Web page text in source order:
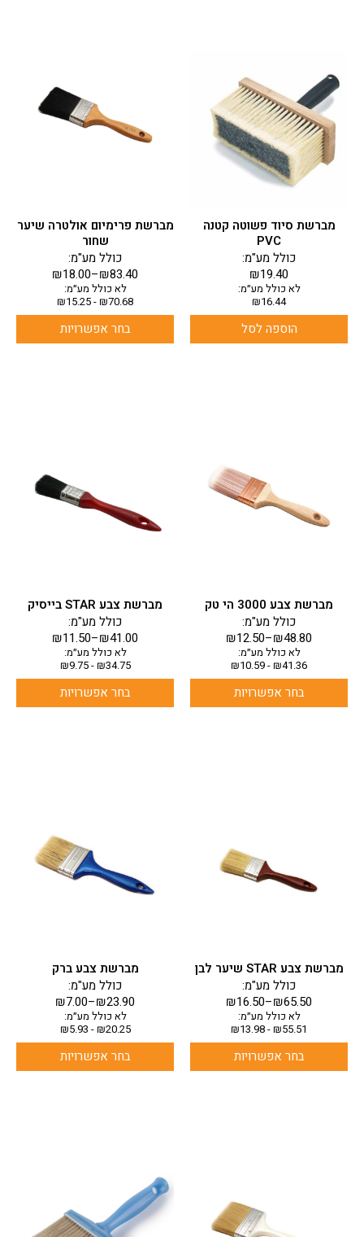
מברשת סיוד פשוטה קטנה
PVC
₪19.40
כולל מע"מ:
לא כולל מע״מ:
₪16.44
הוספה לסל
מברשת פרימיום אולטרה שיער
שחור
₪18.00–₪83.40
כולל מע"מ:
לא כולל מע״מ:
₪70.68
-
₪15.25
בחר אפשרויות
מספר
סוגים.
המוצר
מברשת צבע 3000 הי טק
₪12.50–₪48.80
כולל מע"מ:
לא כולל מע״מ:
₪41.36
-
₪10.59
בחר אפשרויות
מספר
סוגים.
המוצר
מברשת צבע STAR בייסיק
₪11.50–₪41.00
כולל מע"מ:
לא כולל מע״מ:
₪34.75
-
₪9.75
בחר אפשרויות
מספר
סוגים.
המוצר
מברשת צבע STAR שיער לבן
₪16.50–₪65.50
כולל מע"מ:
לא כולל מע״מ:
₪55.51
-
₪13.98
בחר אפשרויות
מספר
סוגים.
ניתן
המוצר
מברשת צבע ברק
₪7.00–₪23.90
כולל מע"מ:
לא כולל מע״מ:
₪20.25
-
₪5.93
בחר אפשרויות
מספר
סוגים.
המוצר
מספר
מספר